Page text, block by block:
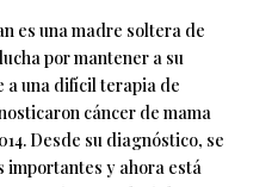
es una madre soltera de
por mantener a su
a una difícil terapia de
cáncer de mama
Desde su diagnóstico, se
importantes y ahora está